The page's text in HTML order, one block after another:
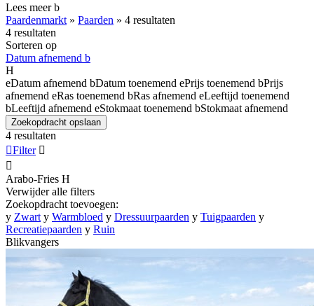
Lees meerb
Paardenmarkt » Paarden » 4 resultaten
4 resultaten
Sorteren op
Datum afnemend b
H
eDatum afnemend bDatum toenemend ePrijs toenemend bPrijs
afnemend eRas toenemend bRas afnemend eLeeftijd toenemend
bLeeftijd afnemend eStokmaat toenemend bStokmaat afnemend
Zoekopdracht opslaan
4 resultaten
Filter 

Arabo-Fries H
Verwijder alle filters
Zoekopdracht toevoegen:
y Zwart y Warmbloed y Dressuurpaarden y Tuigpaarden y
Recreatiepaarden y Ruin
Blikvangers